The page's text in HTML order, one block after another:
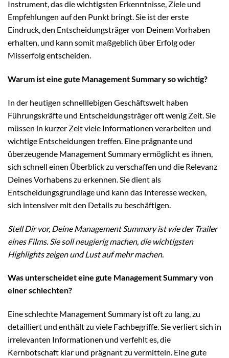
Instrument, das die wichtigsten Erkenntnisse, Ziele und
Empfehlungen auf den Punkt bringt. Sie ist der erste
Eindruck, den Entscheidungsträger von Deinem Vorhaben
erhalten, und kann somit maßgeblich über Erfolg oder
Misserfolg entscheiden.
Warum ist eine gute Management Summary so wichtig?
In der heutigen schnelllebigen Geschäftswelt haben
Führungskräfte und Entscheidungsträger oft wenig Zeit. Sie
müssen in kurzer Zeit viele Informationen verarbeiten und
wichtige Entscheidungen treffen. Eine prägnante und
überzeugende Management Summary ermöglicht es ihnen,
sich schnell einen Überblick zu verschaffen und die Relevanz
Deines Vorhabens zu erkennen. Sie dient als
Entscheidungsgrundlage und kann das Interesse wecken,
sich intensiver mit den Details zu beschäftigen.
Stell Dir vor, Deine Management Summary ist wie der Trailer
eines Films. Sie soll neugierig machen, die wichtigsten
Highlights zeigen und Lust auf mehr machen.
Was unterscheidet eine gute Management Summary von
einer schlechten?
Eine schlechte Management Summary ist oft zu lang, zu
detailliert und enthält zu viele Fachbegriffe. Sie verliert sich in
irrelevanten Informationen und verfehlt es, die
Kernbotschaft klar und prägnant zu vermitteln. Eine gute